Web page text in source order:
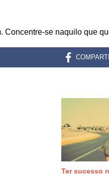
Concentre-se naquilo que
Ter sucesso